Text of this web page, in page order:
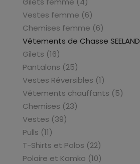
Vestes femme (6)
Chemises femme (6)
Vêtements de Chasse SEELAND
Gilets (16)
Pantalons (25)
Vestes Réversibles (1)
Vêtements chauffants (5)
Chemises (23)
Vestes (39)
Pulls (11)
T-Shirts et Polos (22)
Polaire et Kamko (10)